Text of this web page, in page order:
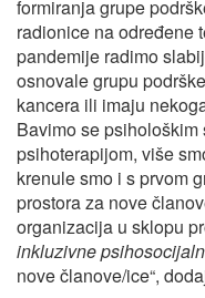
formiranja grupe
radionice na određene
pandemije radimo
osnovale grupu
kancera ili imaju
Bavimo se
psihoterapijom, više
krenule smo i s prvom
prostora za nove
organizacija u sklopu
inkluzivne
nove članove/ice“,